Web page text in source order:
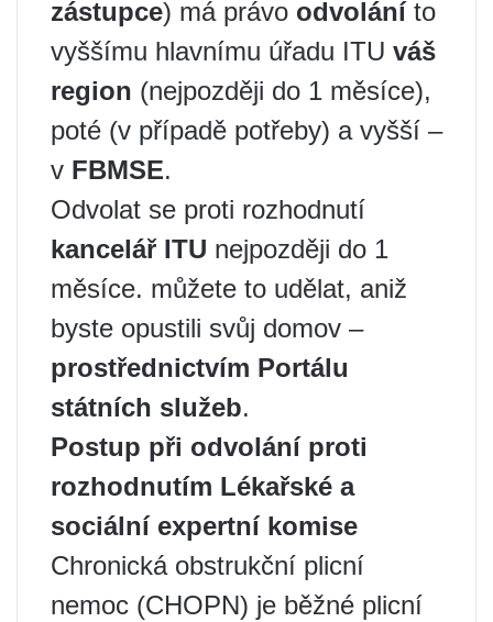
zástupce) má právo odvoláníto
vyššímu hlavnímu úřadu ITU váš
region (nejpozději do 1 měsíce),
poté (v případě potřeby) a vyšší –
v FBMSE.
Odvolat se proti rozhodnutí
kancelář ITU nejpozději do 1
měsíce. můžete to udělat, aniž
byste opustili svůj domov –
prostřednictvím Portálu
státních služeb.
Postup při odvolání proti
rozhodnutím Lékařské a
sociální expertní komise
Chronická obstrukční plicní
nemoc (CHOPN) je běžné plicní